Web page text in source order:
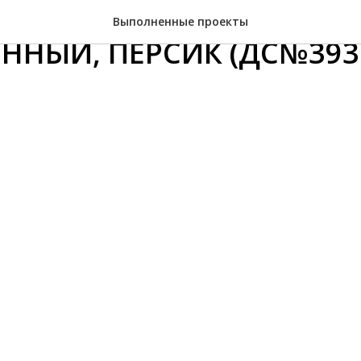
Выполненные проекты
ШОКОЛАД,
ПЕРСИК